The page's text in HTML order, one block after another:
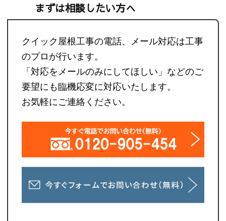
まずは相談したい方へ
クイック屋根工事の電話、メール対応は工事
のプロが行います。
「対応をメールのみにしてほしい」などのご
要望にも臨機応変に対応いたします。
お気軽にご連絡ください。